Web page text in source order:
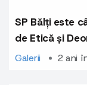
SP Bălți este
de Etică și
Galerii 2 ani